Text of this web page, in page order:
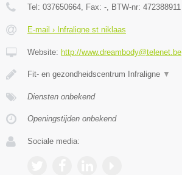
Tel: 037650664 , Fax: - , BTW-nr: 472388911
E-mail › Infraligne st niklaas
Website: http://www.dreambody@telenet.be
Fit- en gezondheidscentrum Infraligne ▼
Diensten onbekend
Openingstijden onbekend
Sociale media: